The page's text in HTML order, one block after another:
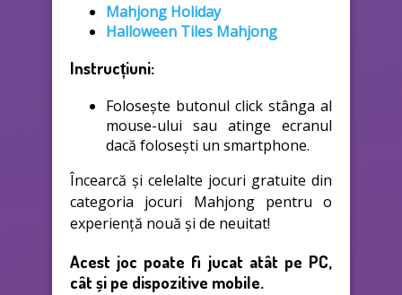
Mahjong Holiday
Halloween Tiles Mahjong
Instrucțiuni:
Folosește butonul click stânga al
mouse-ului sau atinge ecranul
dacă folosești un smartphone.
Încearcă și celelalte jocuri gratuite din
categoria jocuri Mahjong pentru o
experiență nouă și de neuitat!
Acest joc poate fi jucat atât pe PC,
cât și pe dispozitive mobile.